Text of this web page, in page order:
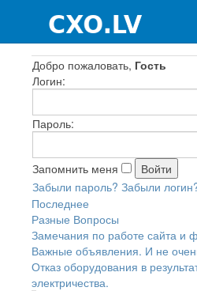
Добро пожаловать, Гость
Логин:
Пароль:
Запомнить меня
Забыли пароль? Забыли
Последнее
Разные Вопросы
Замечания по работе сайта и
Важные объявления. И не
Отказ оборудования в
электричества.